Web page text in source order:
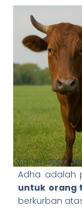
Salah satu
Adha adalah
untuk orang
berkurban